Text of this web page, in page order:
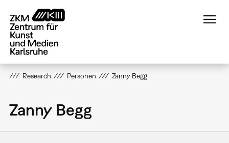
zum
Inhalt
Research Personen Zanny Begg
Zanny Begg